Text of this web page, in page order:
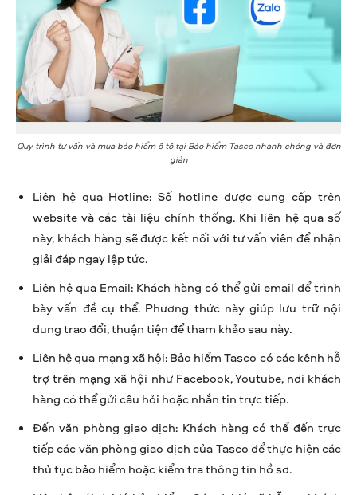
Quy trình tư vấn và mua bảo hiểm ô tô tại Bảo hiểm Tasco nhanh chóng và đơn
giản
Liên hệ qua Hotline: Số hotline được cung cấp trên
website và các tài liệu chính thống. Khi liên hệ qua số
này, khách hàng sẽ được kết nối với tư vấn viên để nhận
giải đáp ngay lập tức.
Liên hệ qua Email: Khách hàng có thể gửi email để trình
bày vấn đề cụ thể. Phương thức này giúp lưu trữ nội
dung trao đổi, thuận tiện để tham khảo sau này.
Liên hệ qua mạng xã hội: Bảo hiểm Tasco có các kênh hỗ
trợ trên mạng xã hội như Facebook, Youtube, nơi khách
hàng có thể gửi câu hỏi hoặc nhắn tin trực tiếp.
Đến văn phòng giao dịch: Khách hàng có thể đến trực
tiếp các văn phòng giao dịch của Tasco để thực hiện các
thủ tục bảo hiểm hoặc kiểm tra thông tin hồ sơ.